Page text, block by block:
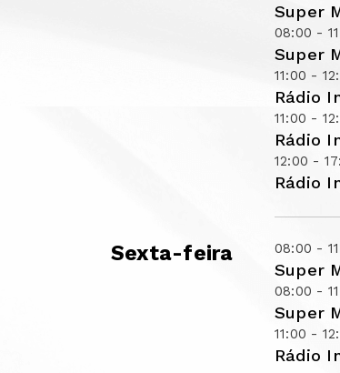
Super
08:00 -
Super
11:00 -
Rádio
11:00 -
Rádio
12:00 -
Rádio
Sexta-feira 08:00 -
Super
08:00 -
Super
11:00 -
Rádio